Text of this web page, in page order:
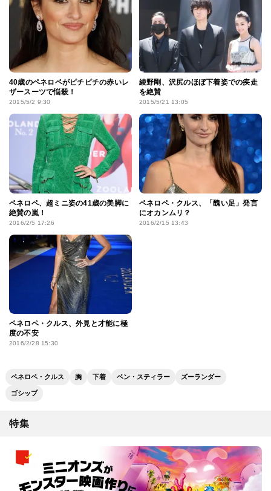
40歳のペネロペがピチピチの赤いレ
ザースーツで悩殺！
2015/5/2 9:30
綾野剛、沢尻のほぼ下着姿での疾走
を絶賛
2015/5/21 13:05
ペネロペ、超ミニ姿の41歳の美脚に
絶賛の嵐！
2016/2/5 17:26
ペネロペ・クルス、「醜い足」発言
にオカンムリ？
2016/2/15 13:43
ペネロペ・クルス、外見と才能に極
度の不安
2016/2/28 15:30
ペネロペ・クルス 胸 下着 ベン・スティラー ズーランダー
ゴシップ
特集